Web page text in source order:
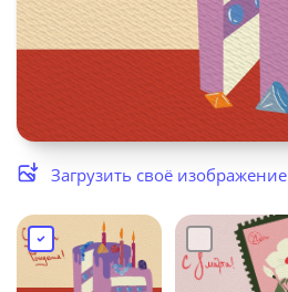
Багетная мастерская
Полиграфия
Услуги и сервис
Магазин
Загрузить своё изображение